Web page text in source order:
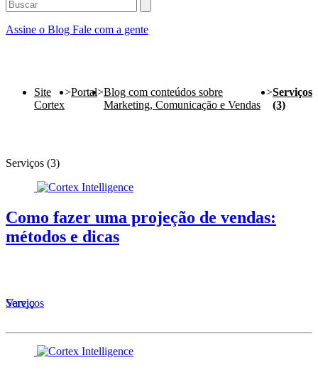
Assine o Blog Fale com a gente
Site
Cortex
>Portal>Blog com conteúdos sobre
Marketing, Comunicação e Vendas
>Serviços
(3)
Serviços (3)
Como fazer uma projeção de vendas:
métodos e dicas
Serviços
Varejo